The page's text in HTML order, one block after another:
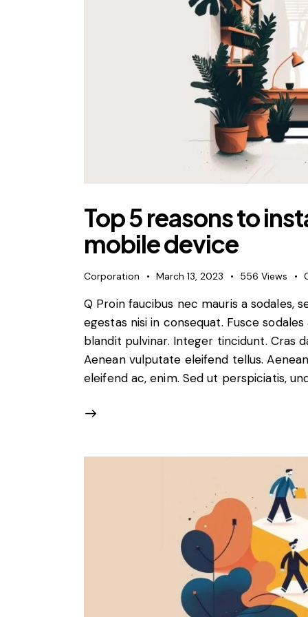
Top 5 reasons to
mobile device
Corporation March 13, 2023 556 Views
Q Proin faucibus nec mauris a sodales,
egestas nisi in consequat. Fusce
blandit pulvinar. Integer tincidunt. Cras
Aenean vulputate eleifend tellus.
eleifend ac, enim. Sed ut perspiciatis,